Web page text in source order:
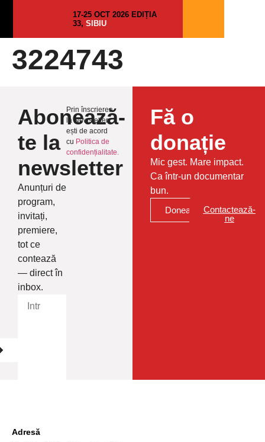
17-25 OCT 2026 EDIȚIA
33, SIBIU
3224743
Abonează-
te la
newsletter
Anunțuri de
program,
invitați,
premiere,
tot ce
contează
— direct în
inbox.
Prin înscrierea
la Newsletter
ești de acord
cu Politica de
confidențialitate.
Fă o
donație
Mic gest. Mare impact.
Ca într-un documentar
bun.
Donează
Contactează-
ne
Adresă